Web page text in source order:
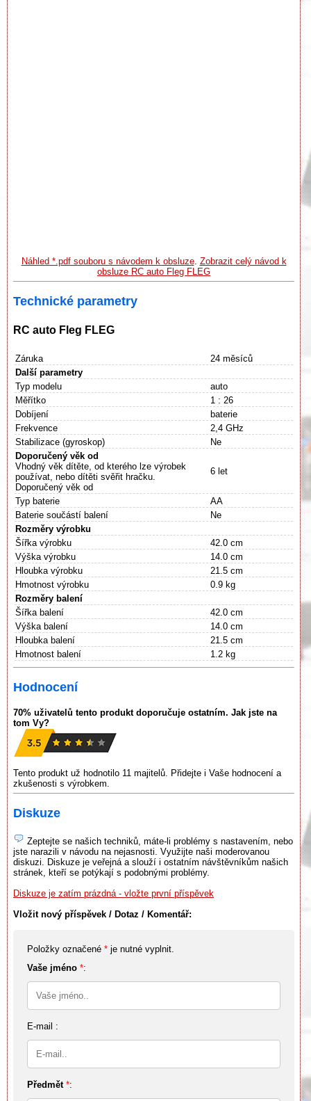
Náhled *.pdf souboru s návodem k obsluze. Zobrazit celý návod k
obsluze RC auto Fleg FLEG
Technické parametry
RC auto Fleg FLEG
Záruka
24 měsíců
Další parametry
Typ modelu
auto
Měřítko
1 : 26
Dobíjení
baterie
Frekvence
2,4 GHz
Stabilizace (gyroskop)
Ne
Doporučený věk od
Vhodný věk dítěte, od kterého lze výrobek
používat, nebo dítěti svěřit hračku.
Doporučený věk od
6 let
Typ baterie
AA
Baterie součástí balení
Ne
Rozměry výrobku
Šířka výrobku
42.0 cm
Výška výrobku
14.0 cm
Hloubka výrobku
21.5 cm
Hmotnost výrobku
0.9 kg
Rozměry balení
Šířka balení
42.0 cm
Výška balení
14.0 cm
Hloubka balení
21.5 cm
Hmotnost balení
1.2 kg
Hodnocení
70% uživatelů tento produkt doporučuje ostatním. Jak jste na
tom Vy?
Tento produkt už hodnotilo 11 majitelů. Přidejte i Vaše hodnocení a
zkušenosti s výrobkem.
Diskuze
Zeptejte se našich techniků, máte-li problémy s nastavením, nebo
jste narazili v návodu na nejasnosti. Využijte naši moderovanou
diskuzi. Diskuze je veřejná a slouží i ostatním návštěvníkům našich
stránek, kteří se potýkají s podobnými problémy.
Diskuze je zatím prázdná - vložte první příspěvek
Vložit nový příspěvek / Dotaz / Komentář:
Položky označené * je nutné vyplnit.
Vaše jméno *:
E-mail :
Předmět *: